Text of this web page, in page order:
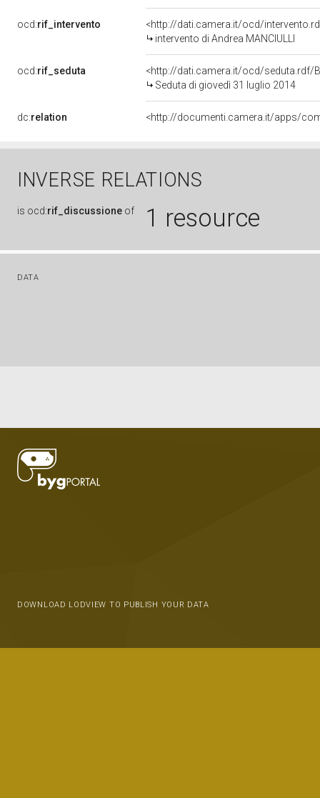
ocd:rif_intervento
<http://dati.camera.it/ocd/
intervento di Andrea MANCIULLI
ocd:rif_seduta
<http://dati.camera.it/ocd/seduta.rdf/
Seduta di giovedì 31 luglio 2014
dc:relation
INVERSE RELATIONS
is ocd:rif_discussione of 1 resource
DATA
DOWNLOAD LODVIEW TO PUBLISH YOUR DATA